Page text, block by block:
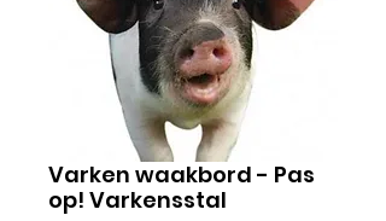
Varken waakbord - Pas
op! Varkensstal